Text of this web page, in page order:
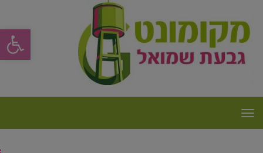
פתח
תפריט